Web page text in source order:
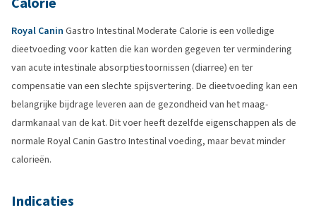
Royal Canin Gastro Intestinal Moderate Calorie is een volledige
dieetvoeding voor katten die kan worden gegeven ter vermindering
van acute intestinale absorptiestoornissen (diarree) en ter
compensatie van een slechte spijsvertering. De dieetvoeding kan een
belangrijke bijdrage leveren aan de gezondheid van het maag-
darmkanaal van de kat. Dit voer heeft dezelfde eigenschappen als de
normale Royal Canin Gastro Intestinal voeding, maar bevat minder
calorieën.
Indicaties